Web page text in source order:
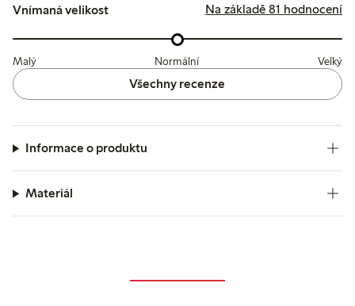
Vnímaná velikost Na základě 81 hodnocení
Malý Normální Velký
Všechny recenze
Informace o produktu
Materiál